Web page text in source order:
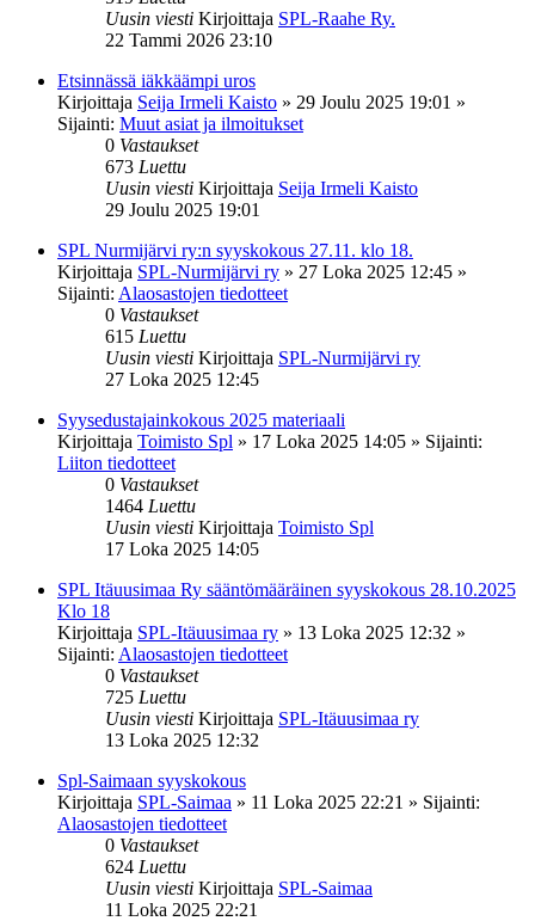
Uusin viesti Kirjoittaja SPL-Raahe Ry.
22 Tammi 2026 23:10
Etsinnässä iäkkäämpi uros
Kirjoittaja Seija Irmeli Kaisto » 29 Joulu 2025 19:01 »
Sijainti: Muut asiat ja ilmoitukset
0 Vastaukset
673 Luettu
Uusin viesti Kirjoittaja Seija Irmeli Kaisto
29 Joulu 2025 19:01
SPL Nurmijärvi ry:n syyskokous 27.11. klo 18.
Kirjoittaja SPL-Nurmijärvi ry » 27 Loka 2025 12:45 »
Sijainti: Alaosastojen tiedotteet
0 Vastaukset
615 Luettu
Uusin viesti Kirjoittaja SPL-Nurmijärvi ry
27 Loka 2025 12:45
Syysedustajainkokous 2025 materiaali
Kirjoittaja Toimisto Spl » 17 Loka 2025 14:05 » Sijainti:
Liiton tiedotteet
0 Vastaukset
1464 Luettu
Uusin viesti Kirjoittaja Toimisto Spl
17 Loka 2025 14:05
SPL Itäuusimaa Ry sääntömääräinen syyskokous 28.10.2025
Klo 18
Kirjoittaja SPL-Itäuusimaa ry » 13 Loka 2025 12:32 »
Sijainti: Alaosastojen tiedotteet
0 Vastaukset
725 Luettu
Uusin viesti Kirjoittaja SPL-Itäuusimaa ry
13 Loka 2025 12:32
Spl-Saimaan syyskokous
Kirjoittaja SPL-Saimaa » 11 Loka 2025 22:21 » Sijainti:
Alaosastojen tiedotteet
0 Vastaukset
624 Luettu
Uusin viesti Kirjoittaja SPL-Saimaa
11 Loka 2025 22:21